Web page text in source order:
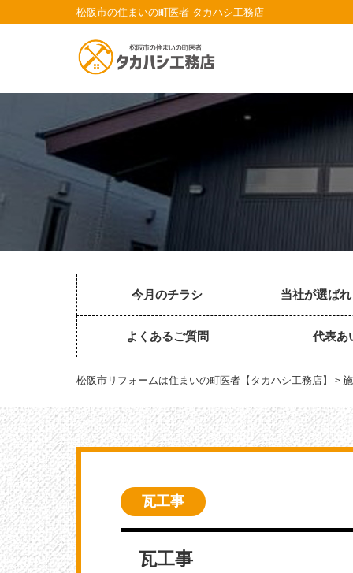
松阪市の住まいの町医者 タカハシ工務店
今月のチラシ 当社が選ば
よくあるご質問 代表あ
松阪市リフォームは住まいの町医者【タカハシ工務店】 >
瓦工事
瓦工事